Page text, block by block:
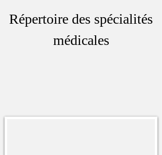
Répertoire des spécialités
médicales